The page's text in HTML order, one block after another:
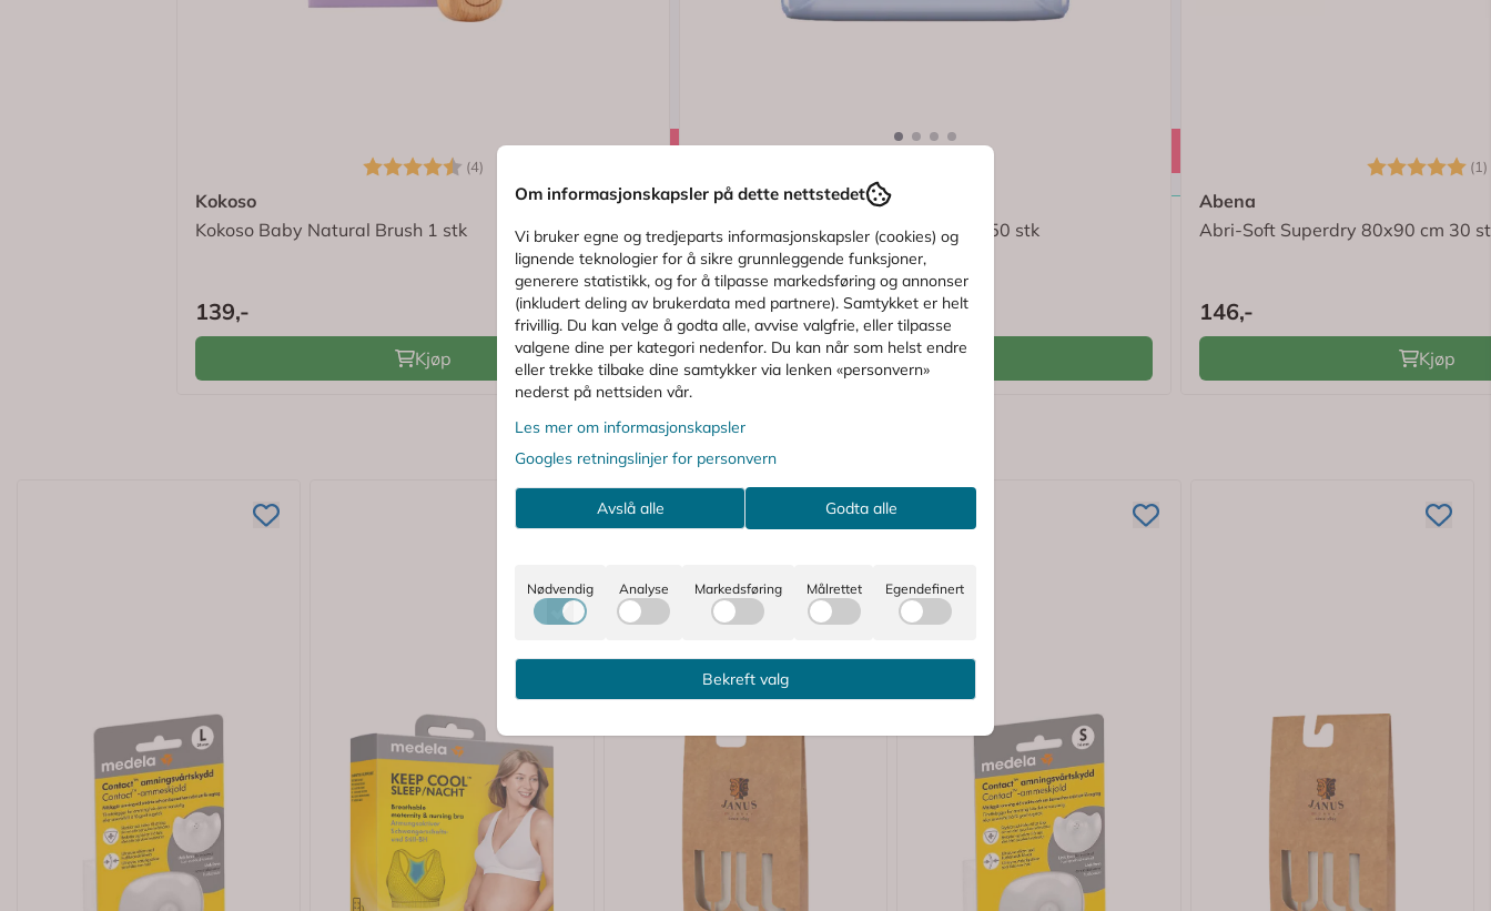
Gratis frakt > kr 695,-
Logg inn
Karakter: (4)
Kokoso
Kokoso Baby Natural Brush 1 stk
139,-
Kjøp
Attends
Attends Cover-Dri Plus 60 x 60 cm 50 stk
117,-
Kjøp
Karakter: (1)
Abena
Abri-Soft Superdry 80x90 cm 30
146,-
Kjøp
ALTERNATIVE PRODUKTER
Om informasjonskapsler på dette nettstedet
Vi bruker egne og tredjeparts informasjonskapsler (cookies) og
lignende teknologier for å sikre grunnleggende funksjoner,
generere statistikk, og for å tilpasse markedsføring og annonser
(inkludert deling av brukerdata med partnere). Samtykket er helt
frivillig. Du kan velge å godta alle, avvise valgfrie, eller tilpasse
valgene dine per kategori nedenfor. Du kan når som helst endre
eller trekke tilbake dine samtykker via lenken «personvern»
nederst på nettsiden vår.
Les mer om informasjonskapsler
Googles retningslinjer for personvern
Avslå alle Godta alle
Nødvendig Analyse Markedsføring Målrettet Egendefinert
Bekreft valg